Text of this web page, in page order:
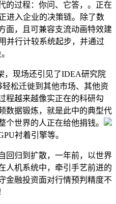
的过程：你问、它答，。正在
进入企业的决策链。除了数
面，且可兼容支流动画特效建
并行计较系统起步，并通过
现场还引见了IDEA研究院
松迁徙到其他市场、其他资
程越来越像实正在的科研勾
数据锻炼，就是此中的典型代
个世界的人正在给他捐钱。
衬着引擎等。
归到扩散，一年前，以世界
人机系统中，牵引手艺前进的
金融投资面对行情预判精度不